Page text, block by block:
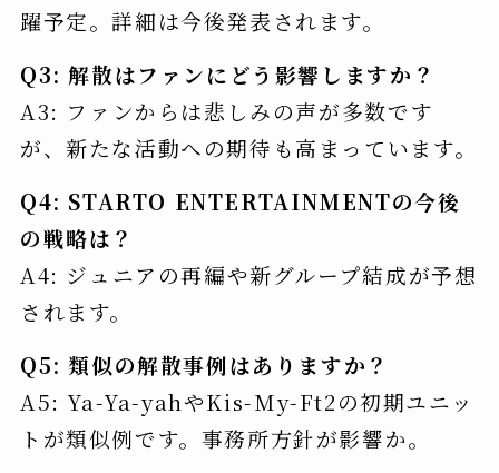
躍予定。詳細は今後発表されます。
Q3: 解散はファンにどう影響しますか？
A3: ファンからは悲しみの声が多数です
が、新たな活動への期待も高まっています。
Q4: STARTO ENTERTAINMENTの今後
の戦略は？
A4: ジュニアの再編や新グループ結成が予想
されます。
Q5: 類似の解散事例はありますか？
A5: Ya-Ya-yahやKis-My-Ft2の初期ユニッ
トが類似例です。事務所方針が影響か。